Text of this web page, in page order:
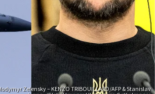
Zelensky – KENZO TRIBOUILLARD/AFP & Stanislav